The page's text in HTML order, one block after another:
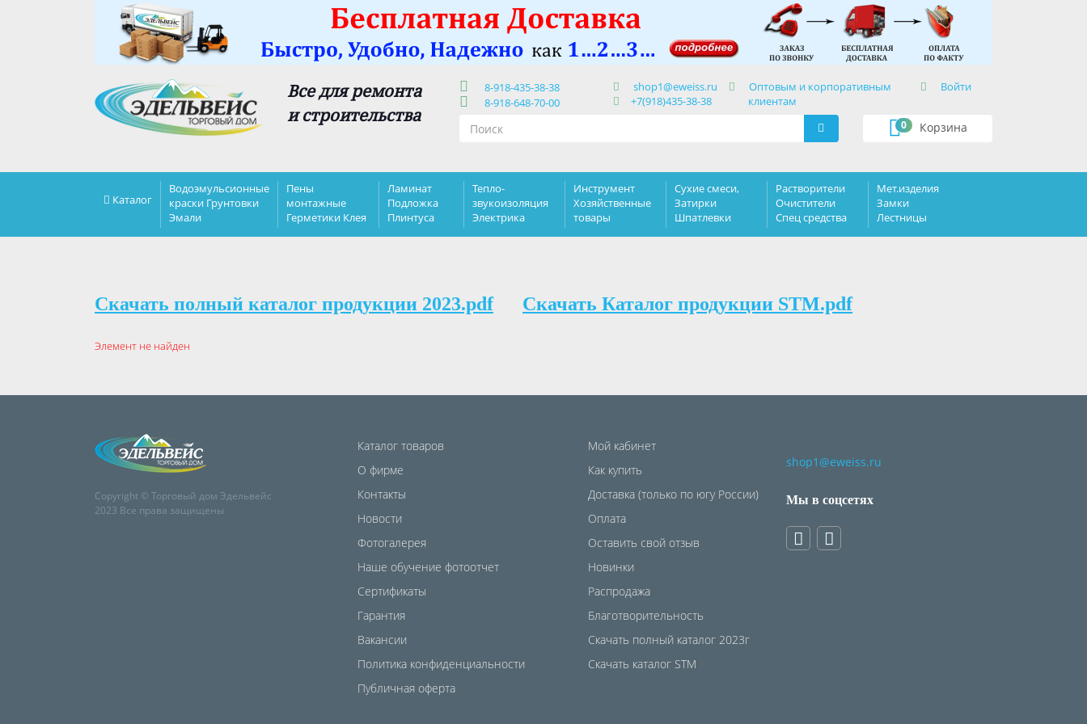
Все для ремонта
и строительства
8-918-435-38-38
8-918-648-70-00
shop1@eweiss.ru
+7(918)435-38-38
Оптовым и корпоративным
клиентам
Войти
Корзина
0
Каталог
Водоэмульсионные
краски Грунтовки
Эмали
Пены
монтажные
Герметики Клея
Ламинат
Подложка
Плинтуса
Тепло-
звукоизоляция
Электрика
Инструмент
Хозяйственные
товары
Сухие смеси,
Затирки
Шпатлевки
Растворители
Очистители
Спец средства
Мет.изделия
Замки
Лестницы
Скачать полный каталог продукции 2023.pdf Скачать Каталог продукции STM.pdf
Элемент не найден
Copyright © Торговый дом Эдельвейс
2023 Все права защищены
Каталог товаров
О фирме
Контакты
Новости
Фотогалерея
Наше обучение фотоотчет
Сертификаты
Гарантия
Вакансии
Политика конфиденциальности
Публичная оферта
Мой кабинет
Как купить
Доставка (только по югу России)
Оплата
Оставить свой отзыв
Новинки
Распродажа
Благотворительность
Скачать полный каталог 2023г
Скачать каталог STM
shop1@eweiss.ru
Мы в соцсетях